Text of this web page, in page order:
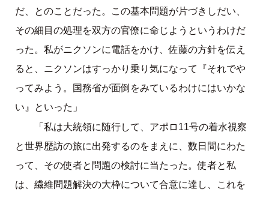
だ、とのことだった。この基本問題が片づきしだい、
その細目の処理を双方の官僚に命じようというわけだ
った。私がニクソンに電話をかけ、佐藤の方針を伝え
ると、ニクソンはすっかり乗り気になって『それでや
ってみよう。国務省が面倒をみているわけにはいかな
い』といった」
「私は大統領に随行して、アポロ11号の着水視察
と世界歴訪の旅に出発するのをまえに、数日間にわた
って、その使者と問題の検討に当たった。使者と私
は、繊維問題解決の大枠について合意に達し、これを